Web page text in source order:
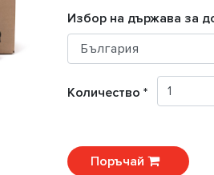
Избор на държава за
Количество *
Поръчай